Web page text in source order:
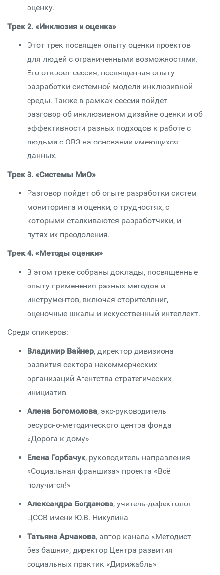
оценку.
Трек 2. «Инклюзия и оценка»
Этот трек посвящен опыту оценки проектов
для людей с ограниченными возможностями.
Его откроет сессия, посвященная опыту
разработки системной модели инклюзивной
среды. Также в рамках сессии пойдет
разговор об инклюзивном дизайне оценки и об
эффективности разных подходов к работе с
людьми с ОВЗ на основании имеющихся
данных.
Трек 3. «Системы МиО»
Разговор пойдет об опыте разработки систем
мониторинга и оценки, о трудностях, с
которыми сталкиваются разработчики, и
путях их преодоления.
Трек 4. «Методы оценки»
В этом треке собраны доклады, посвященные
опыту применения разных методов и
инструментов, включая сторителлниг,
оценочные шкалы и искусственный интеллект.
Среди спикеров:
Владимир Вайнер, директор дивизиона
развития сектора некоммерческих
организаций Агентства стратегических
инициатив
Алена Богомолова, экс-руководитель
ресурсно-методического центра фонда
«Дорога к дому»
Елена Горбачук, руководитель направления
«Социальная франшиза» проекта «Всё
получится!»
Александра Богданова, учитель-дефектолог
ЦССВ имени Ю.В. Никулина
Татьяна Арчакова, автор канала «Методист
без башни», директор Центра развития
социальных практик «Дирижабль»